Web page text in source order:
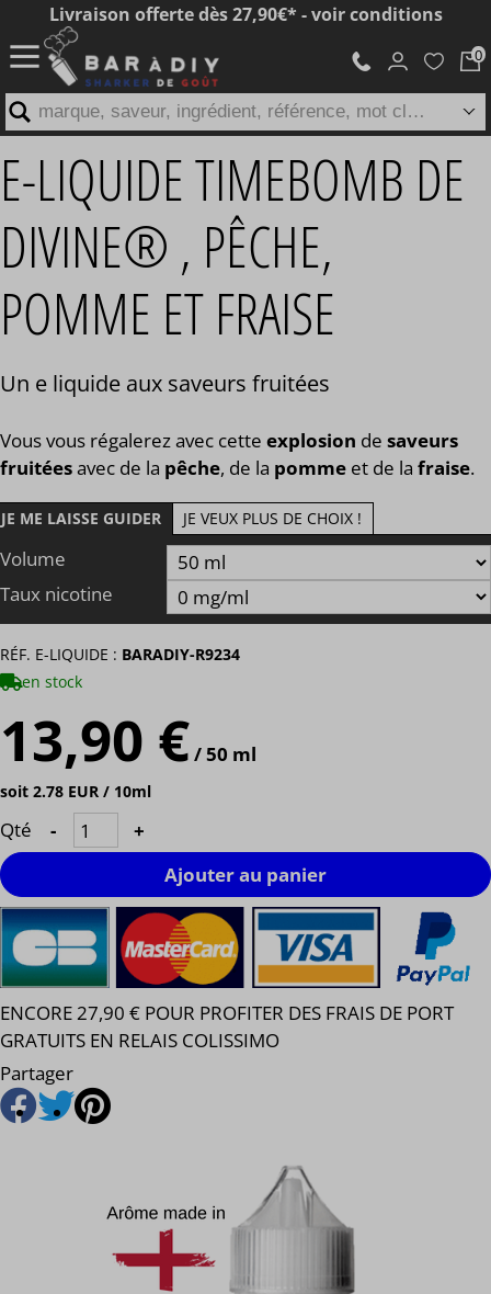
E-LIQUIDE TIMEBOMB DE
DIVINE® , PÊCHE,
POMME ET FRAISE
Un e liquide aux saveurs fruitées
Vous vous régalerez avec cette explosion de saveurs
fruitéesavec de la pêche, de la pomme et de la fraise.
JE ME LAISSE GUIDER JE VEUX PLUS DE CHOIX !
Volume
Taux nicotine
RÉF. E-LIQUIDE : BARADIY-R9234
en stock
13,90 €/ 50 ml
soit 2.78 EUR / 10ml
Qté -
+
Ajouter au panier
ENCORE 27,90 € POUR PROFITER DES FRAIS DE PORT
GRATUITS EN RELAIS COLISSIMO
Partager
Livraison offerte dès 27,90€* - voir conditions
marque, saveur, ingrédient, référence, mot clé...